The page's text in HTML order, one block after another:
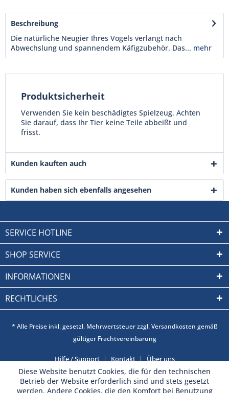
Beschreibung
Die natürliche Neugier Ihres Vogels verlangt nach
Abwechslung und spannendem Käfigzubehör. Das... mehr
Produktsicherheit
Verwenden Sie kein beschädigtes Spielzeug. Achten
Sie darauf, dass Ihr Tier keine Teile abbeißt und
frisst.
Kunden kauften auch
Kunden haben sich ebenfalls angesehen
SERVICE HOTLINE
SHOP SERVICE
INFORMATIONEN
RECHTLICHES
* Alle Preise inkl. gesetzl. Mehrwertsteuer zzgl. Versandkosten gemäß
gültiger Frachtvereinbarung
Hilfe / Support Kontakt Über uns
Diese Website benutzt Cookies, die für den technischen
Betrieb der Website erforderlich sind und stets gesetzt
werden. Andere Cookies, die den Komfort bei Benutzung